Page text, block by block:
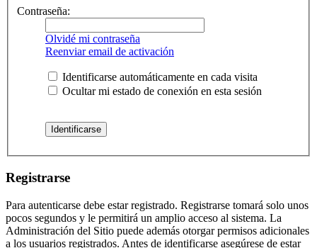
Contraseña:
Olvidé mi contraseña
Reenviar email de activación
Identificarse automáticamente en cada visita
Ocultar mi estado de conexión en esta sesión
Registrarse
Para autenticarse debe estar registrado. Registrarse tomará solo unos
pocos segundos y le permitirá un amplio acceso al sistema. La
Administración del Sitio puede además otorgar permisos adicionales
a los usuarios registrados. Antes de identificarse asegúrese de estar